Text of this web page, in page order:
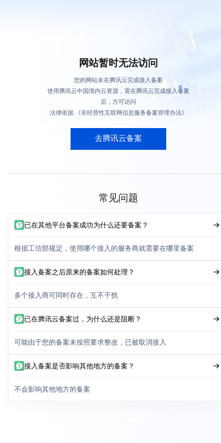
网站暂时无法访问
您的网站未在腾讯云完成接入备案
使用腾讯云中国境内云资源，需在腾讯云完成接入备案
后，方可访问
法律依据:《非经营性互联网信息服务备案管理办法》
去腾讯云备案
常见问题
已在其他平台备案成功为什么还要备案？
根据工信部规定，使用哪个接入的服务商就需要在哪里备案
接入备案之后原来的备案如何处理？
多个接入商可同时存在，互不干扰
已在腾讯云备案过，为什么还是阻断？
可能由于您的备案未按照要求整改，已被取消接入
接入备案是否影响其他地方的备案？
不会影响其他地方的备案